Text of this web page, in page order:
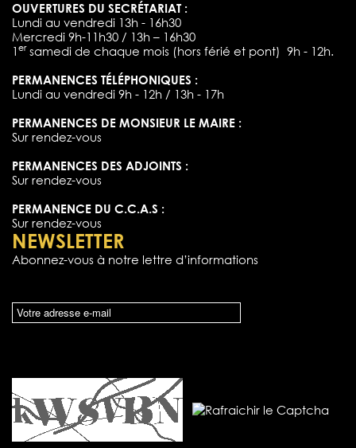
OUVERTURES DU SECRÉTARIAT :
Lundi au vendredi 13h - 16h30
Mercredi 9h-11h30 / 13h – 16h30
1 ersamedi de chaque mois (hors férié et pont) 9h - 12h.
PERMANENCES TÉLÉPHONIQUES :
Lundi au vendredi 9h - 12h / 13h - 17h
PERMANENCES DE MONSIEUR LE MAIRE :
Sur rendez-vous
PERMANENCES DES ADJOINTS :
Sur rendez-vous
PERMANENCE DU C.C.A.S :
Sur rendez-vous
NEWSLETTER
Abonnez-vous à notre lettre d’informations